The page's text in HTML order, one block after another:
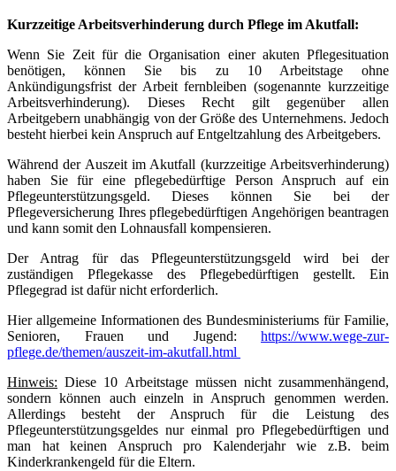
Kurzzeitige Arbeitsverhinderung durch Pflege im Akutfall:
Wenn Sie Zeit für die Organisation einer akuten Pflegesituation
benötigen, können Sie bis zu 10 Arbeitstage ohne
Ankündigungsfrist der Arbeit fernbleiben (sogenannte kurzzeitige
Arbeitsverhinderung). Dieses Recht gilt gegenüber allen
Arbeitgebern unabhängig von der Größe des Unternehmens. Jedoch
besteht hierbei kein Anspruch auf Entgeltzahlung des Arbeitgebers.
Während der Auszeit im Akutfall (kurzzeitige Arbeitsverhinderung)
haben Sie für eine pflegebedürftige Person Anspruch auf ein
Pflegeunterstützungsgeld. Dieses können Sie bei der
Pflegeversicherung Ihres pflegebedürftigen Angehörigen beantragen
und kann somit den Lohnausfall kompensieren.
Der Antrag für das Pflegeunterstützungsgeld wird bei der
zuständigen Pflegekasse des Pflegebedürftigen gestellt. Ein
Pflegegrad ist dafür nicht erforderlich.
Hier allgemeine Informationen des Bundesministeriums für Familie,
Senioren, Frauen und Jugend: https://www.wege-zur-
pflege.de/themen/auszeit-im-akutfall.html
Hinweis: Diese 10 Arbeitstage müssen nicht zusammenhängend,
sondern können auch einzeln in Anspruch genommen werden.
Allerdings besteht der Anspruch für die Leistung des
Pflegeunterstützungsgeldes nur einmal pro Pflegebedürftigen und
man hat keinen Anspruch pro Kalenderjahr wie z.B. beim
Kinderkrankengeld für die Eltern.